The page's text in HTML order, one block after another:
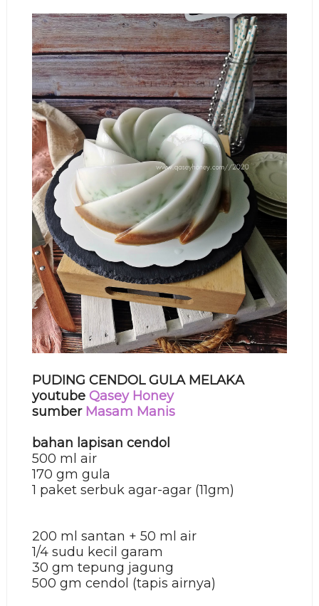
PUDING CENDOL GULA MELAKA
youtube Qasey Honey
sumber Masam Manis
bahan lapisan cendol
500 ml air
170 gm gula
1 paket serbuk agar-agar (11gm)
200 ml santan + 50 ml air
1/4 sudu kecil garam
30 gm tepung jagung
500 gm cendol (tapis airnya)